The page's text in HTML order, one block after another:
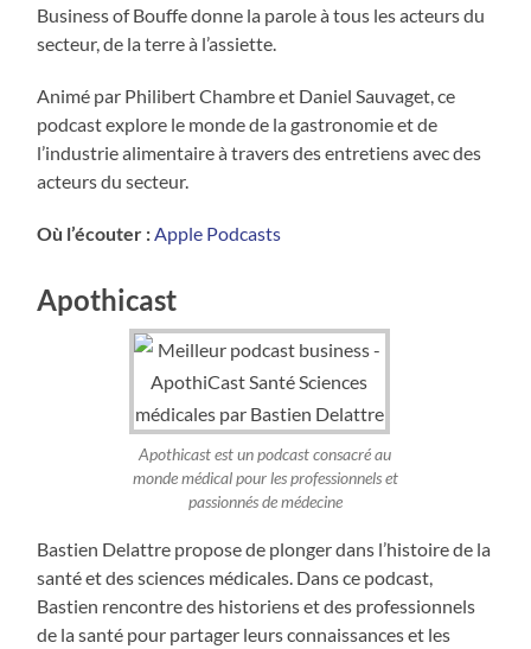
Business of Bouffe donne la parole à tous les acteurs du
secteur, de la terre à l’assiette.
Animé par Philibert Chambre et Daniel Sauvaget, ce
podcast explore le monde de la gastronomie et de
l’industrie alimentaire à travers des entretiens avec des
acteurs du secteur.
Où l’écouter :Apple Podcasts
Apothicast
Apothicast est un podcast consacré au
monde médical pour les professionnels et
passionnés de médecine
Bastien Delattre propose de plonger dans l’histoire de la
santé et des sciences médicales. Dans ce podcast,
Bastien rencontre des historiens et des professionnels
de la santé pour partager leurs connaissances et les